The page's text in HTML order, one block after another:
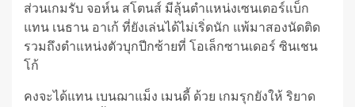
ส่วนเกมรับ จอห์น สโตนส์ มีลุ้นตำแหน่งเซนเตอร์แบ็ก
แทน เนธาน อาเก้ ที่ยังเล่นได้ไม่เริ่ดนัก แพ้มาสองนัดติด
รวมถึงตำแหน่งตัวบุกปีกซ้ายที่ โอเล็กซานเดอร์ ซินเชน
โก้
คงจะได้แทน เบนฌาแม็ง เมนดี้ ด้วย เกมรุกยังให้ ริยาด